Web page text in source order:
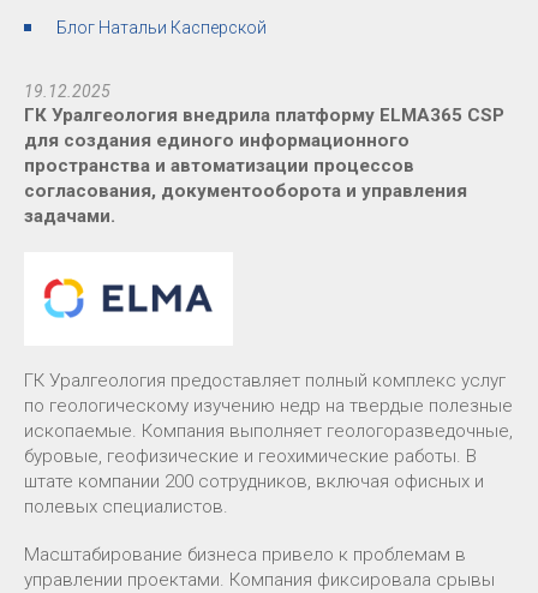
Блог Натальи Касперской
19.12.2025
ГК Уралгеология внедрила платформу ELMA365 CSP
для создания единого информационного
пространства и автоматизации процессов
согласования, документооборота и управления
задачами.
ГК Уралгеология предоставляет полный комплекс услуг
по геологическому изучению недр на твердые полезные
ископаемые. Компания выполняет геологоразведочные,
буровые, геофизические и геохимические работы. В
штате компании 200 сотрудников, включая офисных и
полевых специалистов.
Масштабирование бизнеса привело к проблемам в
управлении проектами. Компания фиксировала срывы